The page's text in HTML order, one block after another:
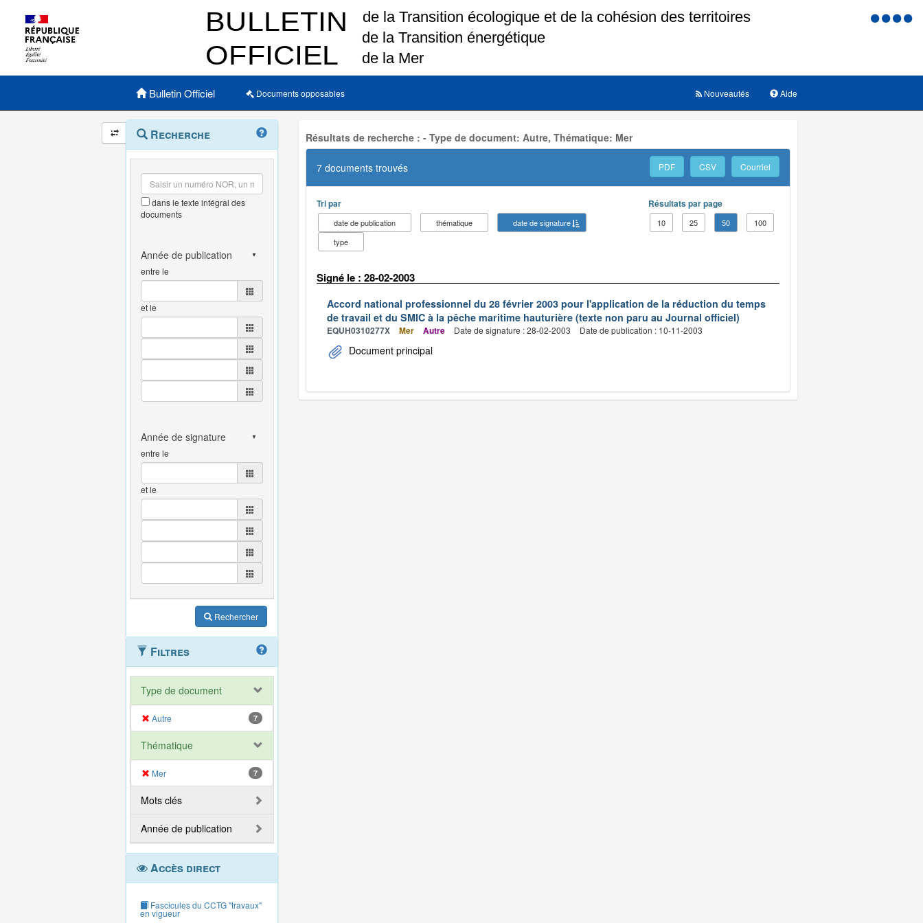
Menu
Menu principal
Bulletin Officiel Documents opposables Aide
Nouveautés
Navigation
et
outils
annexes
Menu
contextuel
Recherche
dans le texte intégral des
documents
entre le
et le
entre le
et le
Rechercher
Filtres
Type de document
Autre 7
Thématique
Mer 7
Mots clés
Année de publication
Accès direct
Fascicules du CCTG "travaux"
en vigueur
Résultats de recherche : - Type de document: Autre, Thématique: Mer
7 documents trouvés PDF CSV Courriel
Tri par
date de publication thématique
date de signature
type
Résultats par page
10 25 50 100
Signé le : 28-02-2003
Accord national professionnel du 28 février 2003 pour l'application de la réduction du temps
de travail et du SMIC à la pêche maritime hauturière (texte non paru au Journal officiel)
EQUH0310277X Mer Autre Date de signature : 28-02-2003 Date de publication : 10-11-2003
Document principal